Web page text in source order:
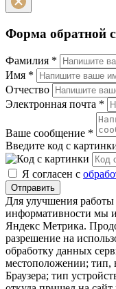
Форма обратной
Фамилия *
Имя *
Отчество
Электронная почта *
Ваше сообщение *
Введите код с
Я согласен с
Отправить
Для улучшения
информативности мы
Яндекс Метрика.
разрешение на
обработку данных
местоположении; тип,
Браузера; тип